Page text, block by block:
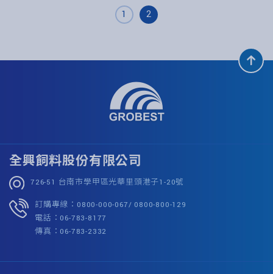
1 2
全興飼料股份有限公司
726-51 台南市學甲區光華里頭港子1-20號
訂購專線：0800-000-067/ 0800-800-129
電話：06-783-8177
傳真：06-783-2332